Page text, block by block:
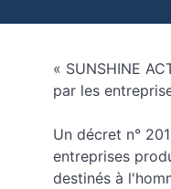
« SUNSHINE
par les
Un décret n°
entreprises
destinés à